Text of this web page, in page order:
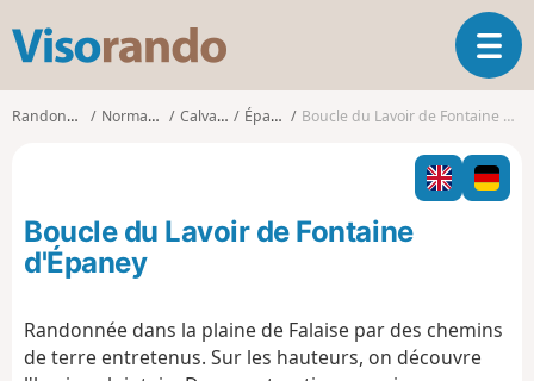
s
o
O
u
i
r
l
i
Randonnées Normandie Calvados Épaney Boucle du Lavoir de Fontaine d'Épaney
Boucle du Lavoir de Fontaine
d'Épaney
Randonnée dans la plaine de Falaise par des chemins
de terre entretenus. Sur les hauteurs, on découvre